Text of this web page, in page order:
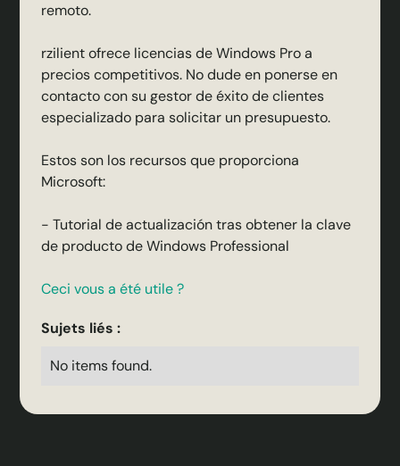
remoto.
rzilient ofrece licencias de Windows Pro a
precios competitivos. No dude en ponerse en
contacto con su gestor de éxito de clientes
especializado para solicitar un presupuesto.
Estos son los recursos que proporciona
Microsoft:
-Tutorial de actualización tras obtener la clave
de producto de Windows Professional
Ceci vous a été utile ?
Sujets liés :
No items found.